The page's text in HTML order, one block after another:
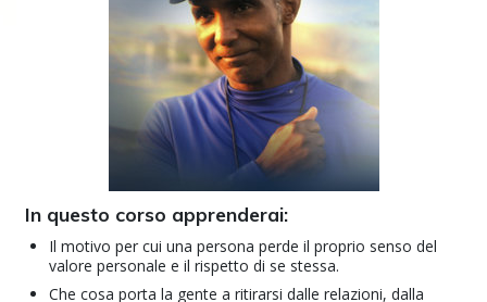
In questo corso apprenderai:
Il motivo per cui una persona perde il proprio senso del
valore personale e il rispetto di se stessa.
Che cosa porta la gente a ritirarsi dalle relazioni, dalla